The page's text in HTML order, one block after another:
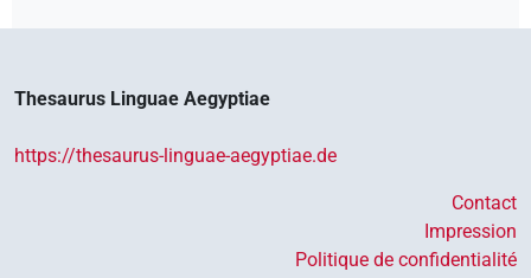
Thesaurus Linguae Aegyptiae
https://thesaurus-linguae-aegyptiae.de
Contact
Impression
Politique de confidentialité